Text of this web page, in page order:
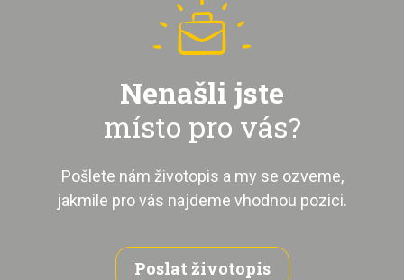
Nenašli jste
místo pro vás?
Pošlete nám životopis a my se ozveme,
jakmile pro vás najdeme vhodnou pozici.
Poslat životopis